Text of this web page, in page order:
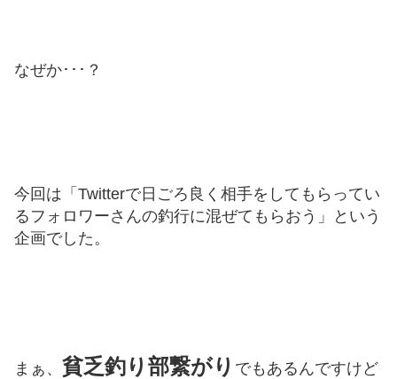
なぜか･･･？
今回は「Twitterで日ごろ良く相手をしてもらってい
るフォロワーさんの釣行に混ぜてもらおう」という
企画でした。
まぁ、 貧乏釣り部繋がり でもあるんですけど